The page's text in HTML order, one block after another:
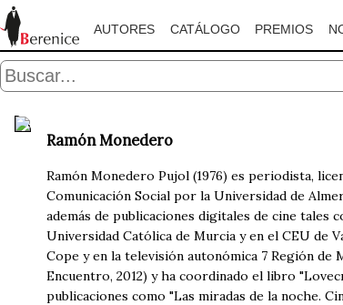
AUTORES CATÁLOGO PREMIOS
Ramón Monedero
Ramón Monedero Pujol (1976) es periodista,
Comunicación Social por la Universidad de
además de publicaciones digitales de cine tales
Universidad Católica de Murcia y en el CEU de
Cope y en la televisión autonómica 7 Región de
Encuentro, 2012) y ha coordinado el libro
publicaciones como "Las miradas de la noche.